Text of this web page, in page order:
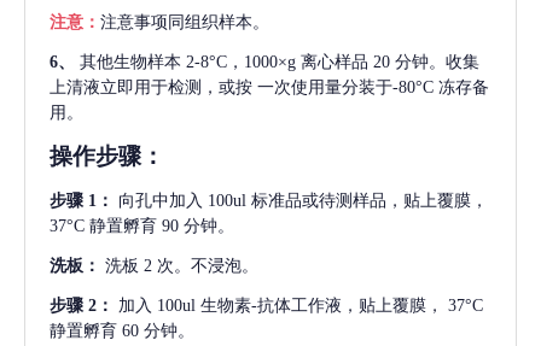
注意： 注意事项同组织样本。
6、 其他生物样本 2-8°C，1000×g 离心样品 20 分钟。收集
上清液立即用于检测，或按 一次使用量分装于-80°C 冻存备
用。
操作步骤：
步骤 1： 向孔中加入 100ul 标准品或待测样品，贴上覆膜，
37°C 静置孵育 90 分钟。
洗板： 洗板 2 次。不浸泡。
步骤 2： 加入 100ul 生物素-抗体工作液，贴上覆膜， 37°C
静置孵育 60 分钟。